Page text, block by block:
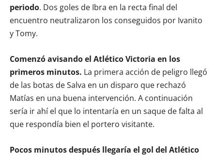
periodo. Dos goles de Ibra en la recta final del
encuentro neutralizaron los conseguidos por Ivanito
y Tomy.
Comenzó avisando el Atlético Victoria en los
primeros minutos. La primera acción de peligro llegó
de las botas de Salva en un disparo que rechazó
Matías en una buena intervención. A continuación
sería ir ahí el que lo intentaría en un saque de falta al
que respondía bien el portero visitante.
Pocos minutos después llegaría el gol del Atlético